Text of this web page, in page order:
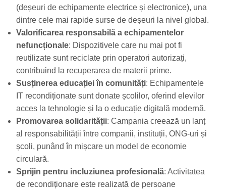
(deșeuri de echipamente electrice și electronice), una
dintre cele mai rapide surse de deșeuri la nivel global.
Valorificarea responsabilă a echipamentelor
nefuncționale: Dispozitivele care nu mai pot fi
reutilizate sunt reciclate prin operatori autorizați,
contribuind la recuperarea de materii prime.
Susținerea educației în comunități: Echipamentele
IT recondiționate sunt donate școlilor, oferind elevilor
acces la tehnologie și la o educație digitală modernă.
Promovarea solidarității: Campania creează un lanț
al responsabilității între companii, instituții, ONG-uri și
școli, punând în mișcare un model de economie
circulară.
Sprijin pentru incluziunea profesională: Activitatea
de recondiționare este realizată de persoane